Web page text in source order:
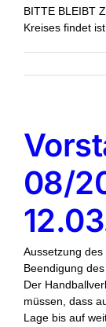
BITTE BLEIBT
Kreises findet
08/
Aussetzung
Beendigung
Der
müssen, dass
Lage bis auf